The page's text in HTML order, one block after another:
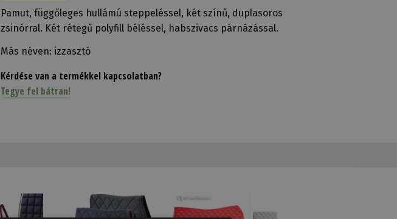
Pamut, függőleges hullámú steppeléssel, két színű, duplasoros
zsinórral. Két rétegű polyfill béléssel, habszivacs párnázással.
Más néven: izzasztó
Kérdése van a termékkel kapcsolatban?
Tegye fel bátran!